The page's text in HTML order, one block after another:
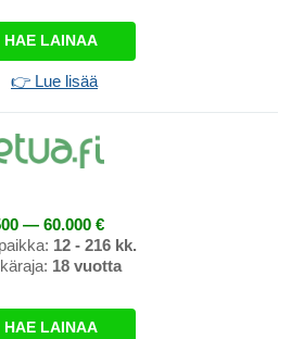
HAE LAINAA
👉 Lue lisää
— 60.000 €
12 - 216 kk.
18 vuotta
HAE LAINAA